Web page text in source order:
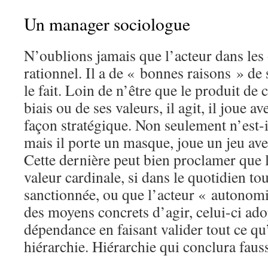
Un manager sociologue
N’oublions jamais que l’acteur dans
rationnel. Il a de « bonnes raisons »
le fait. Loin de n’être que le produit de
biais ou de ses valeurs, il agit, il joue
façon stratégique. Non seulement
mais il porte un masque, joue un jeu
Cette dernière peut bien proclamer que
valeur cardinale, si dans le quotidien
sanctionnée, ou que l’acteur «
des moyens concrets d’agir, celui-ci
dépendance en faisant valider tout ce
hiérarchie. Hiérarchie qui conclura